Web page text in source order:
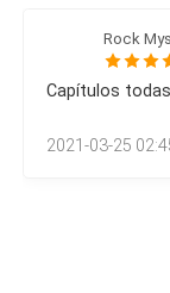
o Ele es aouli
ear mu
rniuersvtoae
Rock
Capítulos
2021-03-25